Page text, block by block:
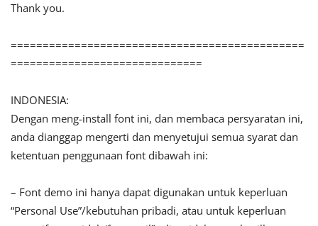
Thank you.
==============================================
==============================
INDONESIA:
Dengan meng-install font ini, dan membaca persyaratan ini,
anda dianggap mengerti dan menyetujui semua syarat dan
ketentuan penggunaan font dibawah ini:
– Font demo ini hanya dapat digunakan untuk keperluan
“Personal Use”/kebutuhan pribadi, atau untuk keperluan